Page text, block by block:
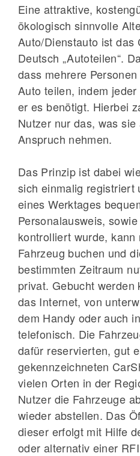
Eine attraktive,
ökologisch sinnvolle
Auto/Dienstauto ist das
Deutsch „Autoteilen“.
dass mehrere
Auto teilen, indem
er es benötigt. Hierbei
Nutzer nur das, was
Anspruch nehmen.
Das Prinzip ist dabei
sich einmalig registriert
eines Werktages
Personalausweis,
kontrolliert wurde,
Fahrzeug buchen und
bestimmten Zeitraum
privat. Gebucht
das Internet, von
dem Handy oder auch
telefonisch. Die
dafür reservierten, gut
gekennzeichneten
vielen Orten in der
Nutzer die Fahrzeuge
wieder abstellen. Das
dieser erfolgt mit Hilfe
oder alternativ einer